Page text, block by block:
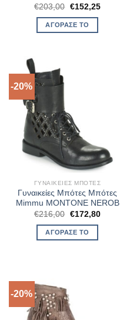
€203,00 Original
was:
€203,00.
€152,25Η
ΑΓΌΡΑΣΈ ΤΟ
-20%
ΓΥΝΑΙΚΕΊΕΣ ΜΠΌΤΕΣ
Γυναικείες Μπότες Μπότες
Mimmu MONTONE NEROB
€216,00 Original
was:
€216,00.
€172,80Η
ΑΓΌΡΑΣΈ ΤΟ
-20%